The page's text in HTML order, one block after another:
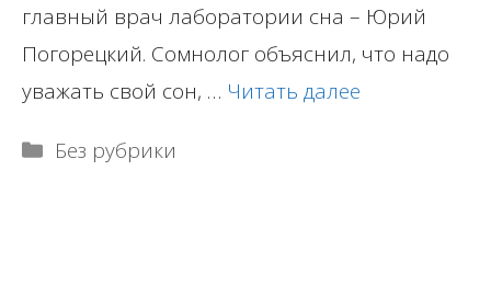
главный врач лаборатории сна – Юрий
Погорецкий. Сомнолог объяснил, что надо
уважать свой сон, … Читать далее
Рубрики
Без рубрики